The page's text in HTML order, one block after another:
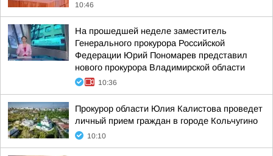
10:46
На прошедшей неделе заместитель
Генерального прокурора Российской
Федерации Юрий Пономарев представил
нового прокурора Владимирской области
10:36
Прокурор области Юлия Калистова проведет
личный прием граждан в городе Кольчугино
10:10